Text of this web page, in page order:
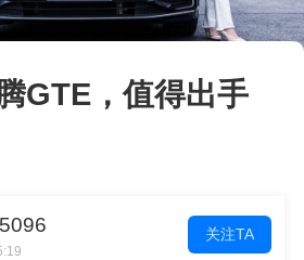
GTE，值得出手
关注TA